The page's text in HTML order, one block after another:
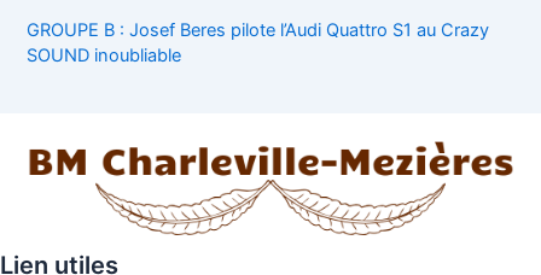
GROUPE B : Josef Beres pilote l’Audi Quattro S1 au Crazy
SOUND inoubliable
Lien utiles